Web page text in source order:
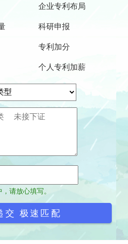
企业专利布局
科研申报
专利加分
个人专利加薪
请放心填写。
交 极速匹配